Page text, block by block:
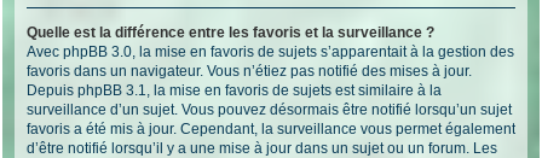
Quelle est la différence entre les favoris et la surveillance ?
Avec phpBB 3.0, la mise en favoris de sujets s’apparentait à la gestion des
favoris dans un navigateur. Vous n’étiez pas notifié des mises à jour.
Depuis phpBB 3.1, la mise en favoris de sujets est similaire à la
surveillance d’un sujet. Vous pouvez désormais être notifié lorsqu’un sujet
favoris a été mis à jour. Cependant, la surveillance vous permet également
d’être notifié lorsqu’il y a une mise à jour dans un sujet ou un forum. Les